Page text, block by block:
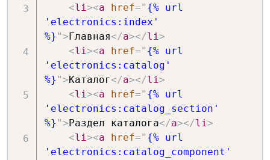
<li><a href=" {% url
'electronics:index'
%} "> Главная</a></li>
<li><a href=" {% url
'electronics:catalog'
%} ">Каталог</a></li>
<li><a href=" {% url
'electronics:catalog_section'
%} "> Раздел каталога</a></li>
<li><a href=" {% url
'electronics:catalog_component'